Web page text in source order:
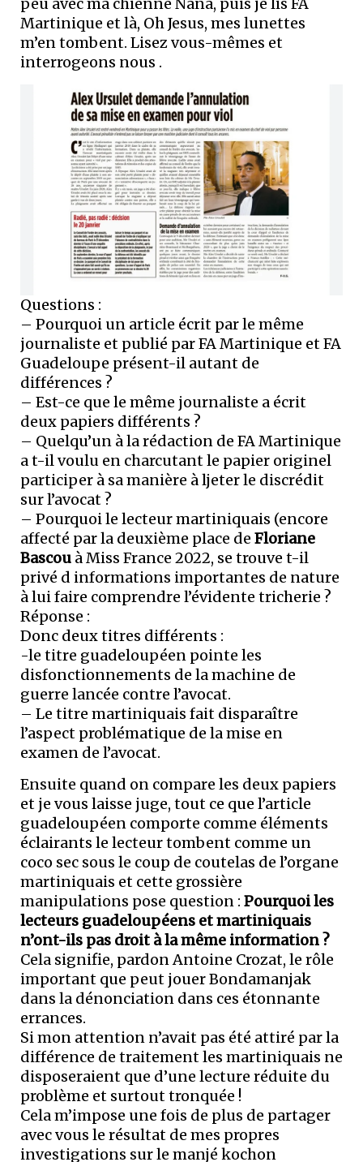
peu avec ma chienne Nana, puis je lis FA
Martinique et là, Oh Jesus, mes lunettes
m’en tombent. Lisez vous-mêmes et
interrogeons nous .
Questions :
– Pourquoi un article écrit par le même
journaliste et publié par FA Martinique et FA
Guadeloupe présent-il autant de
différences ?
– Est-ce que le même journaliste a écrit
deux papiers différents ?
– Quelqu’un à la rédaction de FA Martinique
a t-il voulu en charcutant le papier originel
participer à sa manière à ljeter le discrédit
sur l’avocat ?
– Pourquoi le lecteur martiniquais (encore
affecté par la deuxième place de Floriane
Bascou à Miss France 2022, se trouve t-il
privé d informations importantes de nature
à lui faire comprendre l’évidente tricherie ?
Réponse :
Donc deux titres différents :
-le titre guadeloupéen pointe les
disfonctionnements de la machine de
guerre lancée contre l’avocat.
– Le titre martiniquais fait disparaître
l’aspect problématique de la mise en
examen de l’avocat.
Ensuite quand on compare les deux papiers
et je vous laisse juge, tout ce que l’article
guadeloupéen comporte comme éléments
éclairants le lecteur tombent comme un
coco sec sous le coup de coutelas de l’organe
martiniquais et cette grossière
manipulations pose question : Pourquoi les
lecteurs guadeloupéens et martiniquais
n’ont-ils pas droit à la même information ?
Cela signifie, pardon Antoine Crozat, le rôle
important que peut jouer Bondamanjak
dans la dénonciation dans ces étonnante
errances.
Si mon attention n’avait pas été attiré par la
différence de traitement les martiniquais ne
disposeraient que d’une lecture réduite du
problème et surtout tronquée !
Cela m’impose une fois de plus de partager
avec vous le résultat de mes propres
investigations sur le manjé kochon